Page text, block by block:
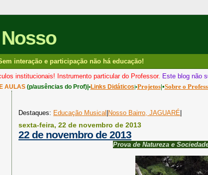
interação e participação não há educação!
institucionais! Instrumento particular do Professor. Este blog não
AULAS(p/ausências do Prof)|•Links Didáticos|•Projetos|•Sobre o
Destaques: Educação Musical|Nosso Bairro, JAGUARÉ|
sexta-feira, 22 de novembro de 2013
22 de novembro de 2013
Prova de Natureza e